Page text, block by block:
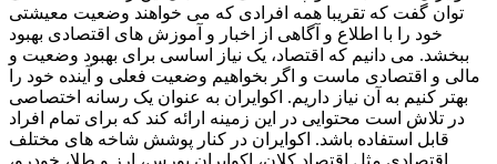
توان گفت که تقریبا همه افرادی که می خواهند وضعیت معیشتی
خود را با اطلاع و آگاهی از اخبار و آموزش های اقتصادی بهبود
ببخشد. می دانیم که اقتصاد، یک نیاز اساسی برای بهبود وضعیت و
مالی و اقتصادی ماست و اگر بخواهیم وضعیت فعلی و آینده خود را
بهتر کنیم به آن نیاز داریم. اکوایران به عنوان یک رسانه اختصاصی
در تلاش است محتوایی در این زمینه ارائه کند که برای تمام افراد
قابل استفاده باشد. اکوایران در کنار پوشش شاخه های مختلف